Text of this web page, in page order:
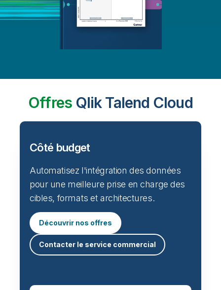
OffresQlik Talend Cloud
Côté budget
Automatisez l'intégration des données
pour une meilleure prise en charge des
cibles, formats et architectures.
Découvrir nos offres
Contacter le service commercial